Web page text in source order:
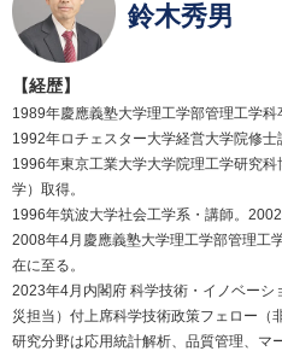
鈴木秀男
【経歴】
1989年慶應義塾大学理工学部管理工学科
1992年ロチェスター大学経営大学院修士
1996年東京工業大学大学院理工学研究
学）取得。
1996年筑波大学社会工学系・講師。2002
2008年4月慶應義塾大学理工学部管理工
在に至る。
2023年4月内閣府 科学技術・イノベー
災担当）付上席科学技術政策フェロー（
研究分野は応用統計解析、品質管理、マ